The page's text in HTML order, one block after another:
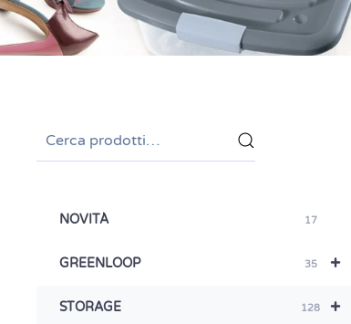
NOVITÀ 17
+
GREENLOOP 35
+
STORAGE 128